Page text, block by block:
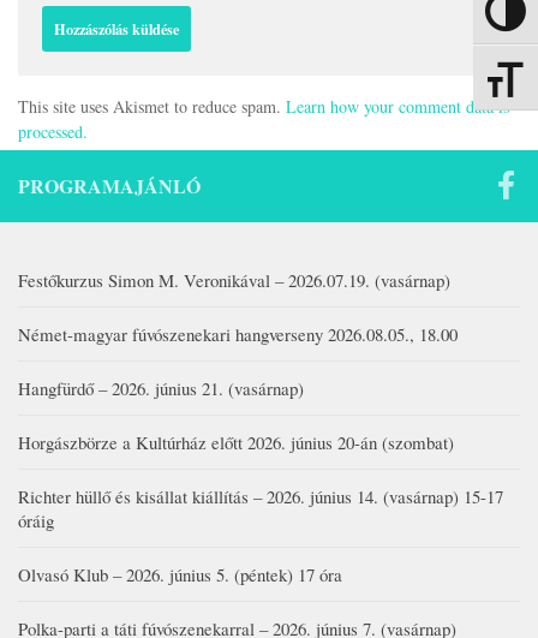
Nagy
This site uses Akismet to reduce spam. Learn how your comment data is
processed.
PROGRAMAJÁNLÓ
Festőkurzus Simon M. Veronikával – 2026.07.19. (vasárnap)
Német-magyar fúvószenekari hangverseny 2026.08.05., 18.00
Hangfürdő – 2026. június 21. (vasárnap)
Horgászbörze a Kultúrház előtt 2026. június 20-án (szombat)
Richter hüllő és kisállat kiállítás – 2026. június 14. (vasárnap) 15-17
óráig
Olvasó Klub – 2026. június 5. (péntek) 17 óra
Polka-parti a táti fúvószenekarral – 2026. június 7. (vasárnap)